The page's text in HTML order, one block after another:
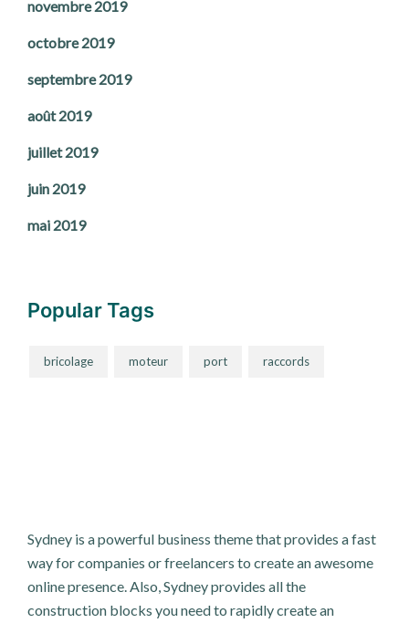
novembre 2019
octobre 2019
septembre 2019
août 2019
juillet 2019
juin 2019
mai 2019
Popular Tags
bricolage moteur port raccords
Sydney is a powerful business theme that provides a fast
way for companies or freelancers to create an awesome
online presence. Also, Sydney provides all the
construction blocks you need to rapidly create an